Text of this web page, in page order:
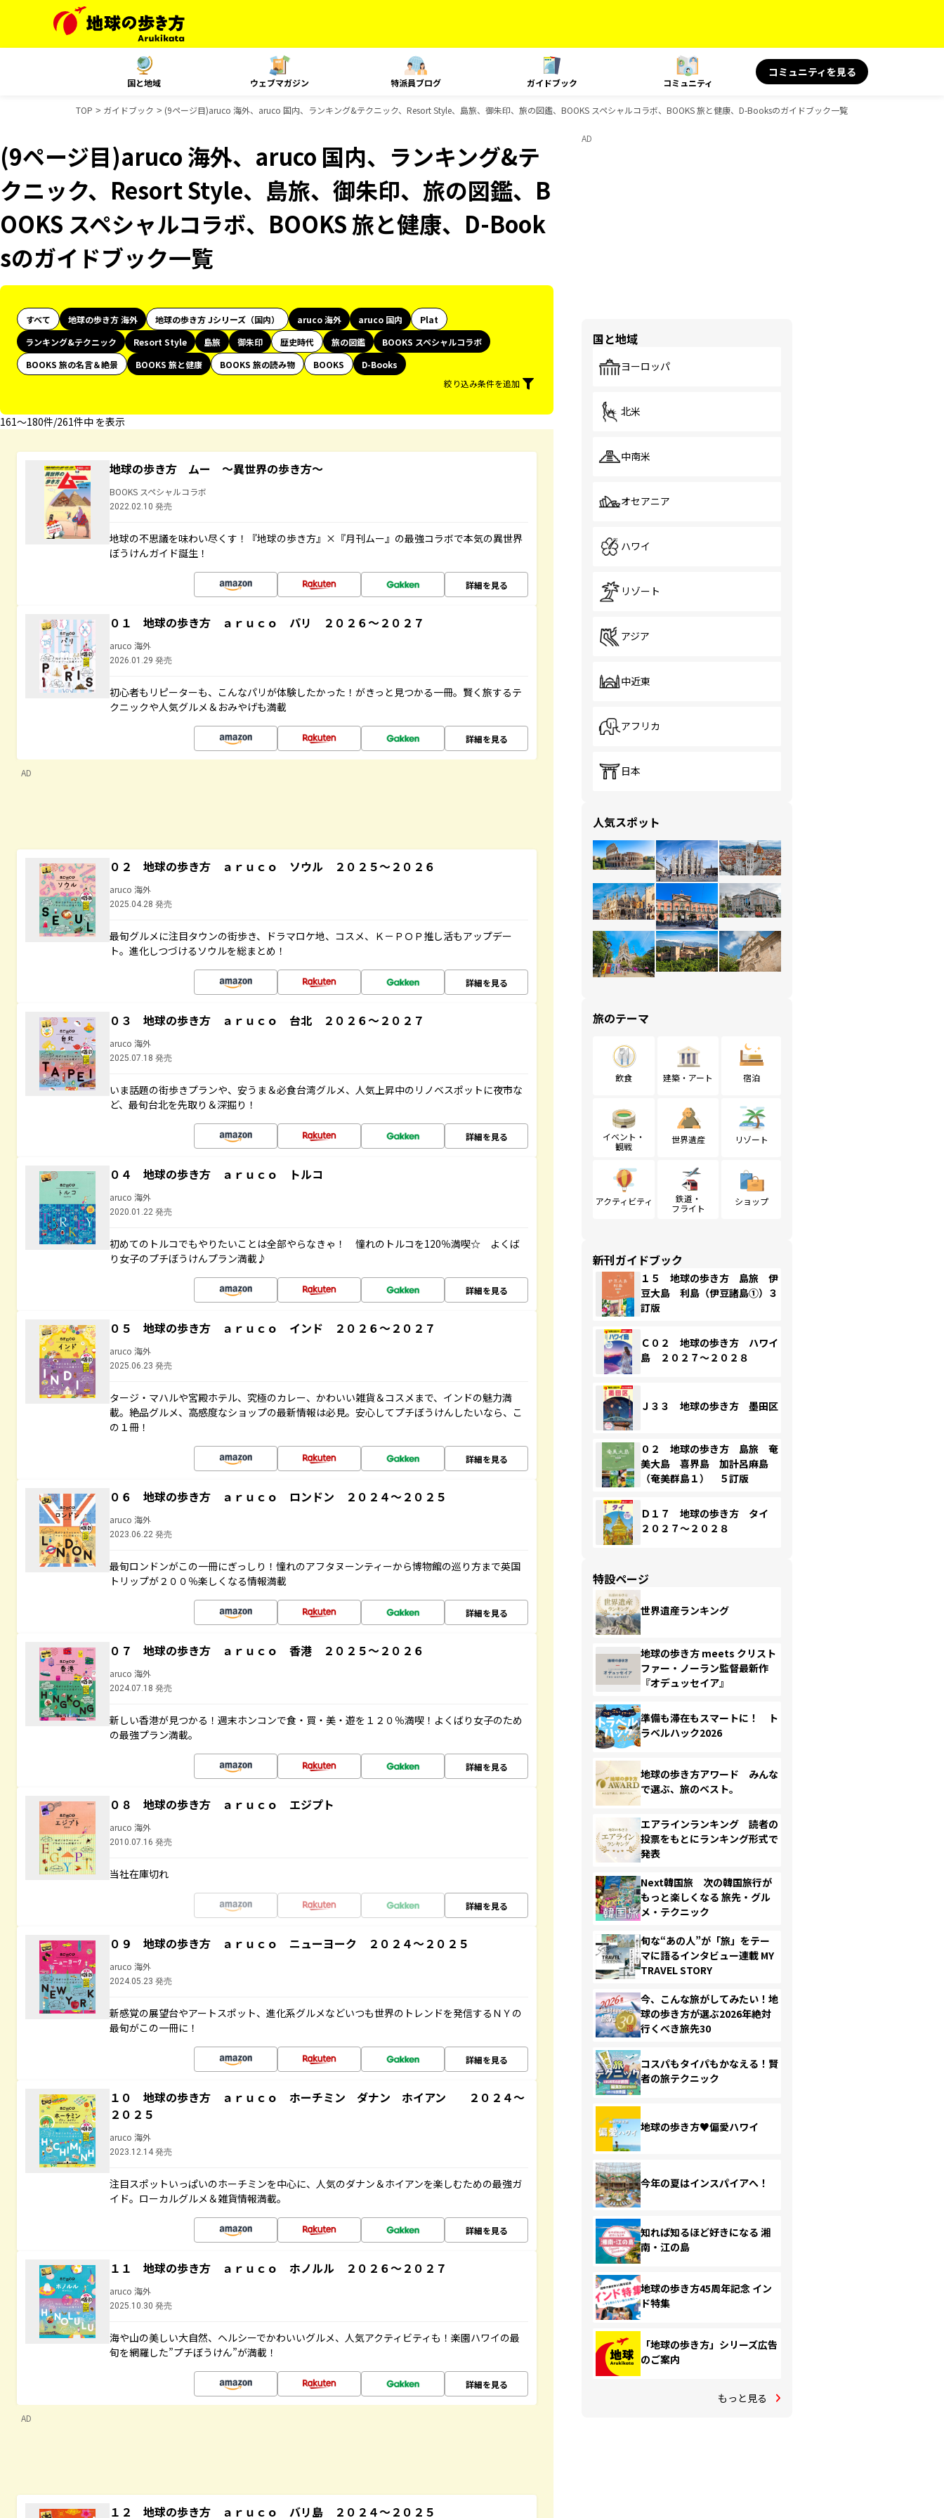
国と地域 ウェブマガジン 特派員ブログ ガイドブック コミュニティ
コミュニティを見る
TOP ガイドブック (9ページ目)aruco 海外、aruco 国内、ランキング&テクニック、Resort Style、島旅、御朱印、旅の図鑑、BOOKS スペシャルコラボ、BOOKS 旅と健康、D-Booksのガイドブック一覧
(9ページ目)aruco 海外、aruco 国内、ランキング&テ
クニック、Resort Style、島旅、御朱印、旅の図鑑、B
OOKS スペシャルコラボ、BOOKS 旅と健康、D-Book
sのガイドブック一覧
すべて 地球の歩き方 海外 地球の歩き方 Jシリーズ（国内） aruco 海外 aruco 国内
Plat
ランキング&テクニック
Resort Style 島旅 御朱印 歴史時代 旅の図鑑
BOOKS スペシャルコラボ
BOOKS 旅の名言＆絶景
BOOKS 旅と健康 BOOKS 旅の読み物 BOOKS
D-Books
絞り込み条件を追加
161〜180件/261件中 を表示
地球の歩き方 ムー ～異世界の歩き方～
BOOKS スペシャルコラボ
2022.02.10 発売
地球の不思議を味わい尽くす！『地球の歩き方』×『月刊ムー』の最強コラボで本気の異世界
ぼうけんガイド誕生！
詳細を見る
０１ 地球の歩き方 ａｒｕｃｏ パリ ２０２６～２０２７
aruco 海外
2026.01.29 発売
初心者もリピーターも、こんなパリが体験したかった！がきっと見つかる一冊。賢く旅するテ
クニックや人気グルメ＆おみやげも満載
詳細を見る
AD
０２ 地球の歩き方 ａｒｕｃｏ ソウル ２０２５～２０２６
aruco 海外
2025.04.28 発売
最旬グルメに注目タウンの街歩き、ドラマロケ地、コスメ、Ｋ－ＰＯＰ推し活もアップデー
ト。進化しつづけるソウルを総まとめ！
詳細を見る
０３ 地球の歩き方 ａｒｕｃｏ 台北 ２０２６～２０２７
aruco 海外
2025.07.18 発売
いま話題の街歩きプランや、安うま＆必食台湾グルメ、人気上昇中のリノベスポットに夜市な
ど、最旬台北を先取り＆深掘り！
詳細を見る
０４ 地球の歩き方 ａｒｕｃｏ トルコ
aruco 海外
2020.01.22 発売
初めてのトルコでもやりたいことは全部やらなきゃ！ 憧れのトルコを120％満喫☆ よくば
り女子のプチぼうけんプラン満載♪
詳細を見る
０５ 地球の歩き方 ａｒｕｃｏ インド ２０２６～２０２７
aruco 海外
2025.06.23 発売
タージ・マハルや宮殿ホテル、究極のカレー、かわいい雑貨＆コスメまで、インドの魅力満
載。絶品グルメ、高感度なショップの最新情報は必見。安心してプチぼうけんしたいなら、こ
の１冊！
詳細を見る
０６ 地球の歩き方 ａｒｕｃｏ ロンドン ２０２４～２０２５
aruco 海外
2023.06.22 発売
最旬ロンドンがこの一冊にぎっしり！憧れのアフタヌーンティーから博物館の巡り方まで英国
トリップが２００％楽しくなる情報満載
詳細を見る
０７ 地球の歩き方 ａｒｕｃｏ 香港 ２０２５～２０２６
aruco 海外
2024.07.18 発売
新しい香港が見つかる！週末ホンコンで食・買・美・遊を１２０％満喫！よくばり女子のため
の最強プラン満載。
詳細を見る
０８ 地球の歩き方 ａｒｕｃｏ エジプト
aruco 海外
2010.07.16 発売
当社在庫切れ
詳細を見る
０９ 地球の歩き方 ａｒｕｃｏ ニューヨーク ２０２４～２０２５
aruco 海外
2024.05.23 発売
新感覚の展望台やアートスポット、進化系グルメなどいつも世界のトレンドを発信するＮＹの
最旬がこの一冊に！
詳細を見る
１０ 地球の歩き方 ａｒｕｃｏ ホーチミン ダナン ホイアン ２０２４～
２０２５
aruco 海外
2023.12.14 発売
注目スポットいっぱいのホーチミンを中心に、人気のダナン＆ホイアンを楽しむための最強ガ
イド。ローカルグルメ＆雑貨情報満載。
詳細を見る
１１ 地球の歩き方 ａｒｕｃｏ ホノルル ２０２６～２０２７
aruco 海外
2025.10.30 発売
海や山の美しい大自然、ヘルシーでかわいいグルメ、人気アクティビティも！楽園ハワイの最
旬を網羅した”プチぼうけん”が満載！
詳細を見る
AD
１２ 地球の歩き方 ａｒｕｃｏ バリ島 ２０２４～２０２５
AD
国と地域
ヨーロッパ
北米
中南米
オセアニア
ハワイ
リゾート
アジア
中近東
アフリカ
日本
人気スポット
旅のテーマ
飲食 建築・アート 宿泊
イベント・
観戦
世界遺産 リゾート
アクティビティ
鉄道・
フライト
ショップ
新刊ガイドブック
１５ 地球の歩き方 島旅 伊
豆大島 利島（伊豆諸島①）３
訂版
Ｃ０２ 地球の歩き方 ハワイ
島 ２０２７～２０２８
Ｊ３３ 地球の歩き方 墨田区
０２ 地球の歩き方 島旅 奄
美大島 喜界島 加計呂麻島
（奄美群島１） ５訂版
Ｄ１７ 地球の歩き方 タイ
２０２７～２０２８
特設ページ
世界遺産ランキング
地球の歩き方 meets クリスト
ファー・ノーラン監督最新作
『オデュッセイア』
準備も滞在もスマートに！ ト
ラベルハック2026
地球の歩き方アワード みんな
で選ぶ、旅のベスト。
エアラインランキング 読者の
投票をもとにランキング形式で
発表
Next韓国旅 次の韓国旅行が
もっと楽しくなる 旅先・グル
メ・テクニック
旬な“あの人”が「旅」をテー
マに語るインタビュー連載 MY
TRAVEL STORY
今、こんな旅がしてみたい！地
球の歩き方が選ぶ2026年絶対
行くべき旅先30
コスパもタイパもかなえる！賢
者の旅テクニック
地球の歩き方♥偏愛ハワイ
今年の夏はインスパイアへ！
知れば知るほど好きになる 湘
南・江の島
地球の歩き方45周年記念 イン
ド特集
「地球の歩き方」シリーズ広告
のご案内
もっと見る